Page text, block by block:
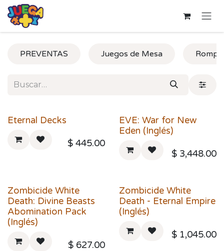
Ir al contenido
PREVENTAS Juegos de Mesa
Eternal Decks
$ 445.00
EVE: War for New
Eden (Inglés)
$ 3,448.00
Zombicide White
Death: Divine Beasts
Abomination Pack
(Inglés)
$ 627.00
Zombicide White
Death - Eternal Empire
(Inglés)
$ 1,045.00